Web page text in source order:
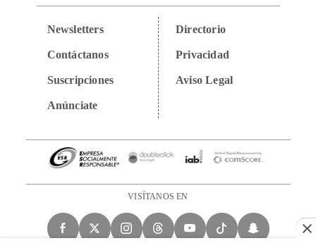
Newsletters
Contáctanos
Suscripciones
Anúnciate
Directorio
Privacidad
Aviso Legal
VISÍTANOS EN